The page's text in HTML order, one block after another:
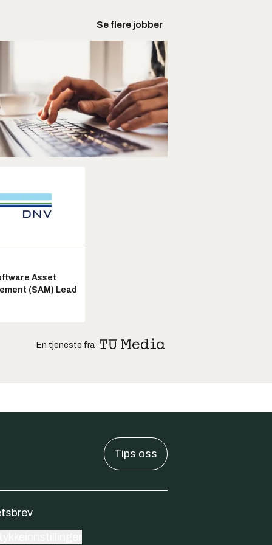
Se flere jobber
Asset
(SAM) Lead
En tjeneste fra
Tips oss